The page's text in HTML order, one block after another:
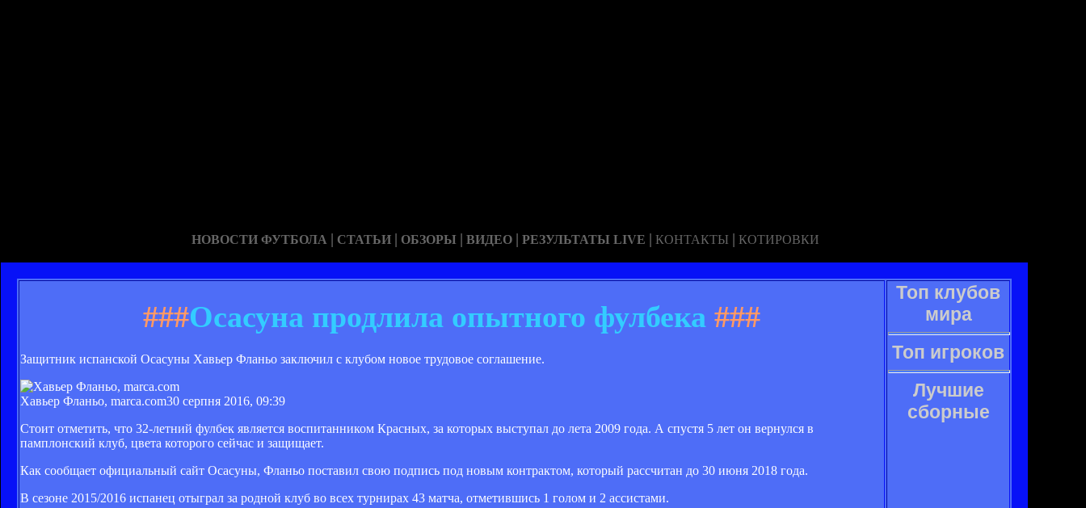
НОВОСТИ ФУТБОЛА | СТАТЬИ | ОБЗОРЫ | ВИДЕО | РЕЗУЛЬТАТЫ LIVE | КОНТАКТЫ | КОТИРОВКИ
###Осасуна продлила опытного фулбека ###
Защитник испанской Осасуны Хавьер Фланьо заключил с клубом новое трудовое соглашение.
Хавьер Фланьо, marca.com30 серпня 2016, 09:39
Стоит отметить, что 32-летний фулбек является воспитанником Красных, за которых выступал до лета 2009 года. А спустя 5 лет он вернулся в
памплонский клуб, цвета которого сейчас и защищает.
Как сообщает официальный сайт Осасуны, Фланьо поставил свою подпись под новым контрактом, который рассчитан до 30 июня 2018 года.
В сезоне 2015/2016 испанец отыграл за родной клуб во всех турнирах 43 матча, отметившись 1 голом и 2 ассистами.
Топ клубов
мира
Топ игроков
Лучшие
сборные